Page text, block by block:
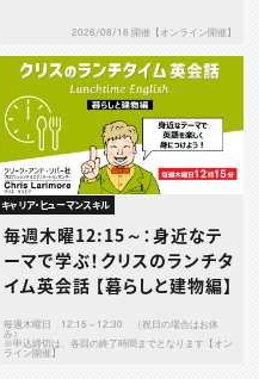
2026/08/18 開催【オンライン開催】
キャリア・ヒューマンスキル
毎週木曜12:15～：身近なテ
ーマで学ぶ！クリスのランチタ
イム英会話 【暮らしと建物編】
毎週木曜日 12:15～12:30 （祝日の場合はお休
み）
※申込締切は、各回の終了時間までとなります【オン
ライン開催】